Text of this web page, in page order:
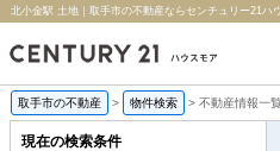
北小金駅 土地｜取手市の不動産ならセンチュリー21ハ
取手市の不動産 > 物件検索 > 不動産情報一覧
現在の検索条件